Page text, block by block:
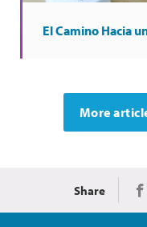
El Camino Hacia
More
Share